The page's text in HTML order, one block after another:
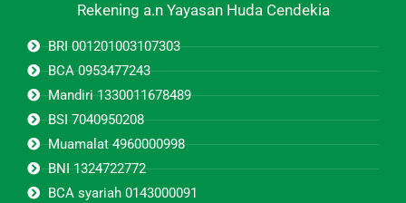
Rekening a.n Yayasan Huda Cendekia
BRI 001201003107303
BCA 0953477243
Mandiri 1330011678489
BSI 7040950208
Muamalat 4960000998
BNI 1324722772
BCA syariah 0143000091